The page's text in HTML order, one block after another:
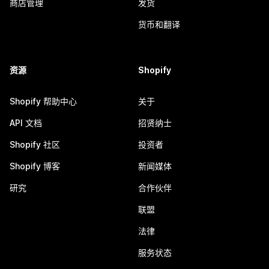
商店管理 发货
货币和翻译
资源
Shopify 帮助中心
API 文档
Shopify 社区
Shopify 博客
研究
Shopify
关于
招贤纳士
投资者
新闻媒体
合作伙伴
联盟
法律
服务状态